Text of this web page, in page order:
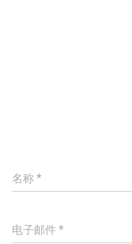
名称*
电子邮件 *